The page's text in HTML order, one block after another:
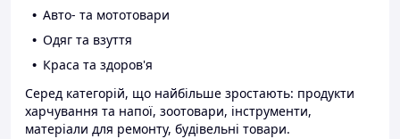
Авто- та мототовари
Одяг та взуття
Краса та здоров'я
Серед категорій, що найбільше зростають: продукти
харчування та напої, зоотовари, інструменти,
матеріали для ремонту, будівельні товари.